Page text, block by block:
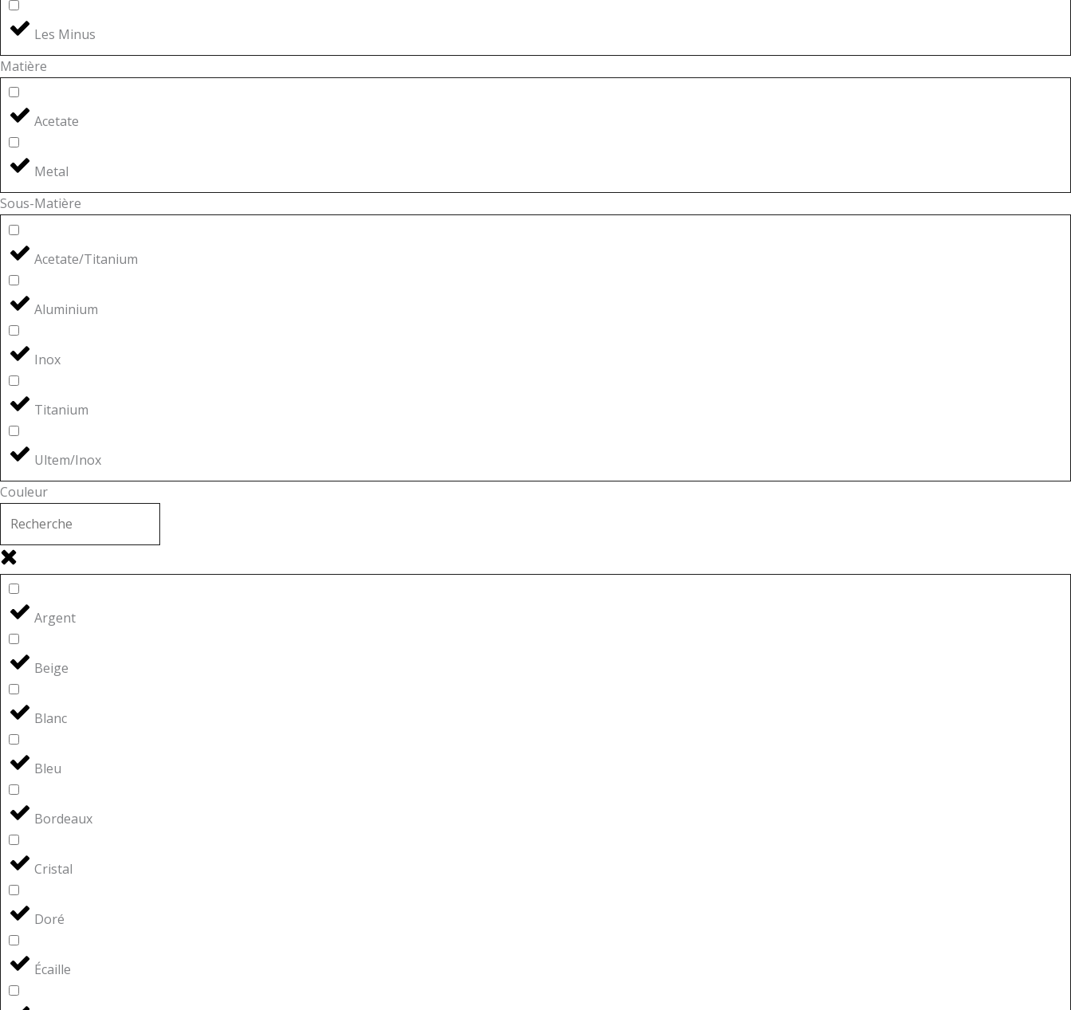
Les Minus
Matière
Acetate
Metal
Sous-Matière
Acetate/Titanium
Aluminium
Inox
Titanium
Ultem/Inox
Couleur
Argent
Beige
Blanc
Bleu
Bordeaux
Cristal
Doré
Écaille